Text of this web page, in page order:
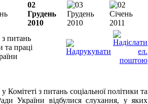
02
Грудень
2010
з питань
та праці
Комітеті з питань соціальної політики та
України відбулися слухання, у яких